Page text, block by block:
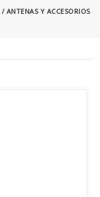
/ ANTENAS Y ACCESORIOS